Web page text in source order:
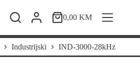
Shopping
0,00KM
Industrijski IND-3000-28kHz